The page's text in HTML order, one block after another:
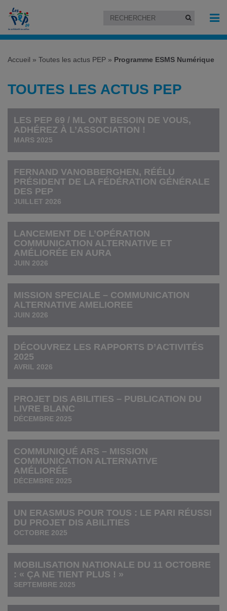
Accueil » Toutes les actus PEP » Programme ESMS Numérique
TOUTES LES ACTUS PEP
LES PEP 69 / ML ONT BESOIN DE VOUS,
ADHÉREZ À L’ASSOCIATION !
MARS 2025
FERNAND VANOBBERGHEN, RÉÉLU
PRÉSIDENT DE LA FÉDÉRATION GÉNÉRALE
DES PEP
JUILLET 2026
LANCEMENT DE L’OPÉRATION
COMMUNICATION ALTERNATIVE ET
AMÉLIORÉE EN AURA
JUIN 2026
MISSION SPECIALE – COMMUNICATION
ALTERNATIVE AMELIOREE
JUIN 2026
DÉCOUVREZ LES RAPPORTS D’ACTIVITÉS
2025
AVRIL 2026
PROJET DIS ABILITIES – PUBLICATION DU
LIVRE BLANC
DÉCEMBRE 2025
COMMUNIQUÉ ARS – MISSION
COMMUNICATION ALTERNATIVE
AMÉLIORÉE
DÉCEMBRE 2025
UN ERASMUS POUR TOUS : LE PARI RÉUSSI
DU PROJET DIS ABILITIES
OCTOBRE 2025
MOBILISATION NATIONALE DU 11 OCTOBRE
: « ÇA NE TIENT PLUS ! »
SEPTEMBRE 2025